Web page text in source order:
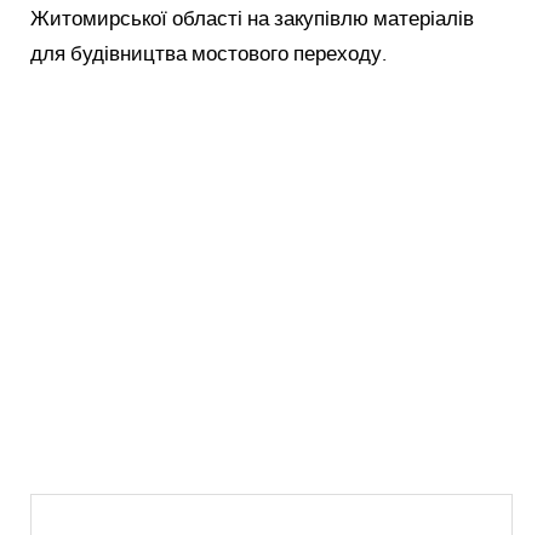
Житомирської області на закупівлю матеріалів
для будівництва мостового переходу.